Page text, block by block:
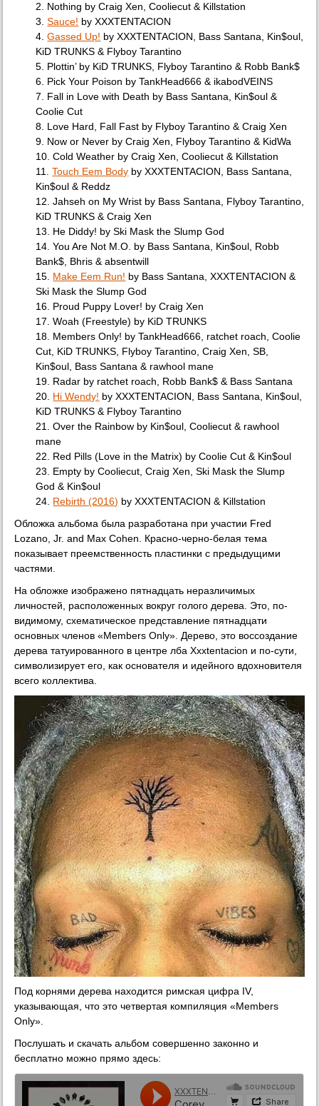
2. Nothing by Craig Xen, Cooliecut & Killstation
3.Sauce! by XXXTENTACION
4.Gassed Up! by XXXTENTACION, Bass Santana, Kin$oul,
KiD TRUNKS & Flyboy Tarantino
5. Plottin’ by KiD TRUNKS, Flyboy Tarantino & Robb Bank$
6. Pick Your Poison by TankHead666 & ikabodVEINS
7. Fall in Love with Death by Bass Santana, Kin$oul &
Coolie Cut
8. Love Hard, Fall Fast by Flyboy Tarantino & Craig Xen
9. Now or Never by Craig Xen, Flyboy Tarantino & KidWa
10. Cold Weather by Craig Xen, Cooliecut & Killstation
11.Touch Eem Body by XXXTENTACION, Bass Santana,
Kin$oul & Reddz
12. Jahseh on My Wrist by Bass Santana, Flyboy Tarantino,
KiD TRUNKS & Craig Xen
13. He Diddy! by Ski Mask the Slump God
14. You Are Not M.O. by Bass Santana, Kin$oul, Robb
Bank$, Bhris & absentwill
15. Make Eem Run! by Bass Santana, XXXTENTACION &
Ski Mask the Slump God
16. Proud Puppy Lover! by Craig Xen
17. Woah (Freestyle) by KiD TRUNKS
18. Members Only! by TankHead666, ​​ratchet roach, Coolie
Cut, KiD TRUNKS, Flyboy Tarantino, Craig Xen, SB,
Kin$oul, Bass Santana & rawhool mane
19. Radar by ​​ratchet roach, Robb Bank$ & Bass Santana
20. Hi Wendy! by XXXTENTACION, Bass Santana, Kin$oul,
KiD TRUNKS & Flyboy Tarantino
21. Over the Rainbow by Kin$oul, Cooliecut & rawhool
mane
22. Red Pills (Love in the Matrix) by Coolie Cut & Kin$oul
23. Empty by Cooliecut, Craig Xen, Ski Mask the Slump
God & Kin$oul
24. Rebirth (2016) by XXXTENTACION & Killstation
Обложка альбома была разработана при участии Fred
Lozano, Jr. and Max Cohen. Красно-черно-белая тема
показывает преемственность пластинки с предыдущими
частями.
На обложке изображено пятнадцать неразличимых
личностей, расположенных вокруг голого дерева. Это, по-
видимому, схематическое представление пятнадцати
основных членов «Members Only». Дерево, это воссоздание
дерева татуированного в центре лба Xxxtentacion и по-сути,
символизирует его, как основателя и идейного вдохновителя
всего коллектива.
Под корнями дерева находится римская цифра IV,
указывающая, что это четвертая компиляция «Members
Only».
Послушать и скачать альбом совершенно законно и
бесплатно можно прямо здесь: